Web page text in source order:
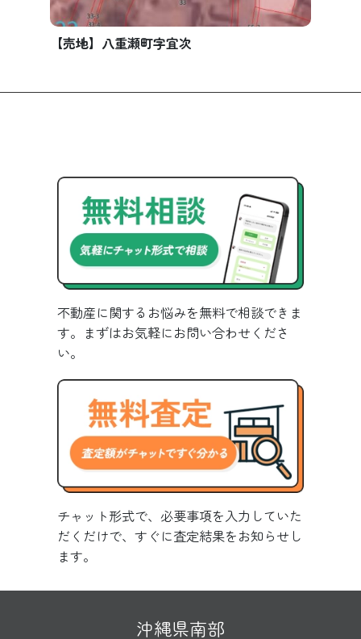
【売地】八重瀬町字宜次
不動産に関するお悩みを無料で相談できま
す。まずはお気軽にお問い合わせくださ
い。
チャット形式で、必要事項を入力していた
だくだけで、すぐに査定結果をお知らせし
ます。
沖縄県南部